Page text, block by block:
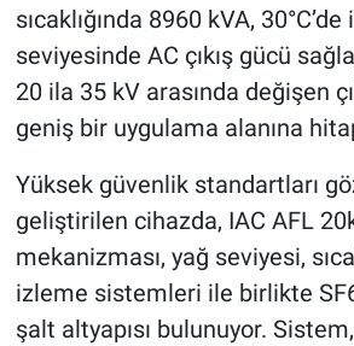
sıcaklığında 8960 kVA,
seviyesinde AC çıkış gücü
20 ila 35 kV arasında değişen
geniş bir uygulama alanına
Yüksek güvenlik standartları
geliştirilen cihazda, IAC AFL
mekanizması, yağ seviyesi,
izleme sistemleri ile birlikte SF6
şalt altyapısı bulunuyor.